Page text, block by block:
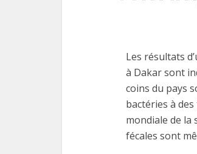
Les résultats
à Dakar sont
coins du pays
bactéries à
mondiale de la
fécales sont